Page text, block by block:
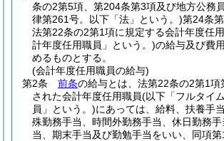
条の2第5項、第204条第3項及び地方公務
律第261号。以下「法」という。)第24条
法第22条の2第1項に規定する会計年度任
計年度任用職員」という。)の給与及び費
めるものとする。
(会計年度任用職員の給与)
第2条
前条の給与とは、法第22条の2第1項
された会計年度任用職員(以下「フルタイ
員」という。)にあっては、給料、扶養手
殊勤務手当、時間外勤務手当、休日勤務
当、期末手当及び勤勉手当をいい、同項